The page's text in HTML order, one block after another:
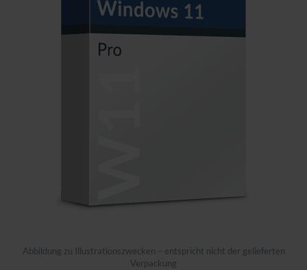
Abbildung zu Illustrationszwecken – entspricht nicht der gelieferten
Verpackung